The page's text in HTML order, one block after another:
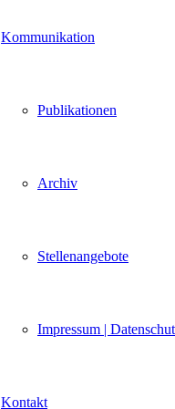
Kommunikation
Publikationen
Archiv
Stellenangebote
Impressum |
Kontakt